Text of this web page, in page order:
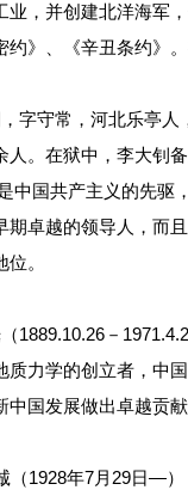
业，并创建北洋海军
约》、《辛丑条约》
守常，河北乐亭人
人。在狱中，李大钊
中国共产主义的先驱
期卓越的领导人，而
。
－
质力学的创立者，中
中国发展做出卓越贡
1928年7月29日—）